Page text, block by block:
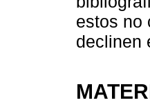
estos no
declinen